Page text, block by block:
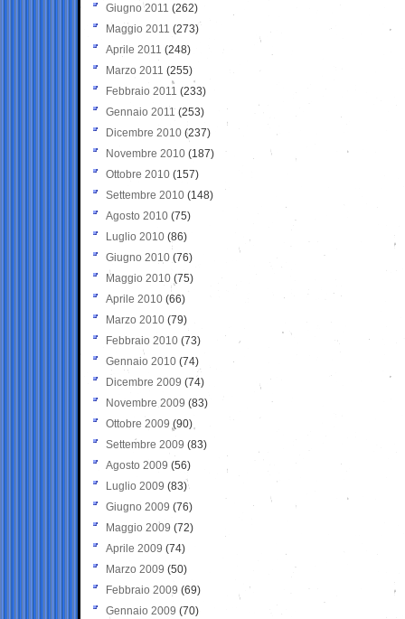
Giugno 2011 (262)
Maggio 2011 (273)
Aprile 2011 (248)
Marzo 2011 (255)
Febbraio 2011 (233)
Gennaio 2011 (253)
Dicembre 2010 (237)
Novembre 2010 (187)
Ottobre 2010 (157)
Settembre 2010 (148)
Agosto 2010 (75)
Luglio 2010 (86)
Giugno 2010 (76)
Maggio 2010 (75)
Aprile 2010 (66)
Marzo 2010 (79)
Febbraio 2010 (73)
Gennaio 2010 (74)
Dicembre 2009 (74)
Novembre 2009 (83)
Ottobre 2009 (90)
Settembre 2009 (83)
Agosto 2009 (56)
Luglio 2009 (83)
Giugno 2009 (76)
Maggio 2009 (72)
Aprile 2009 (74)
Marzo 2009 (50)
Febbraio 2009 (69)
Gennaio 2009 (70)